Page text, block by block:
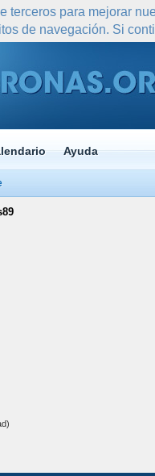
Ayuda
terceros para mejorar
de navegación. Si